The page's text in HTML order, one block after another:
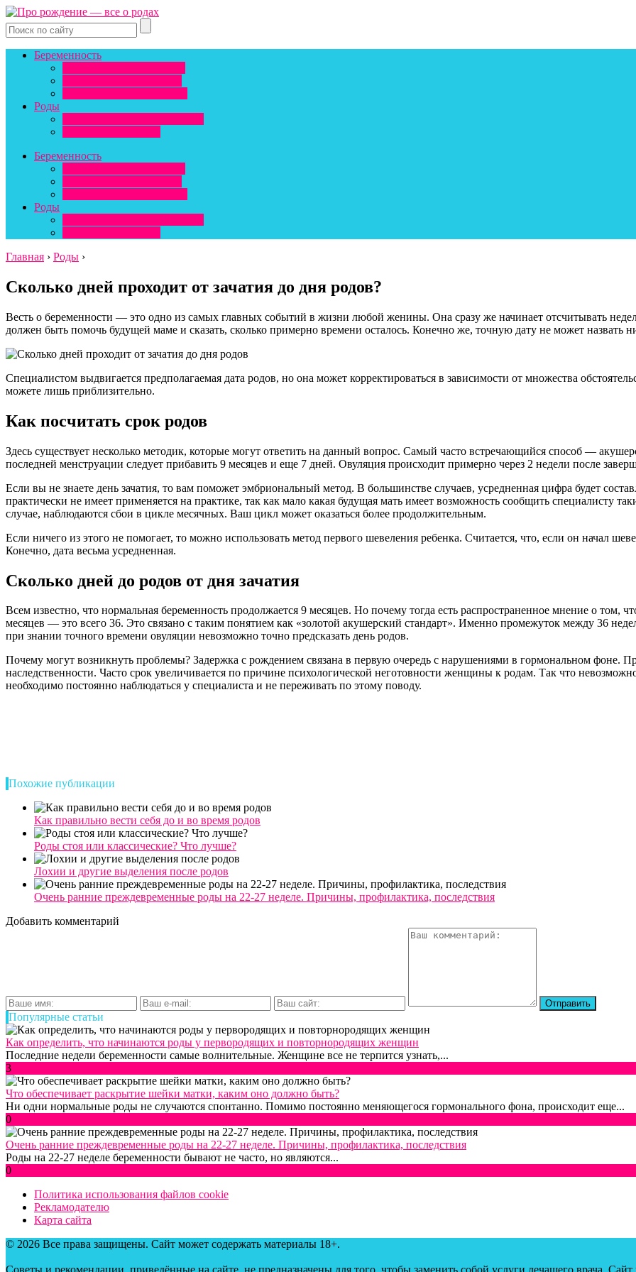
Беременность
Роды
Беременность
Роды
Главная › Роды ›
Сколько дней проходит от зачатия до дня родов?
Весть о беременности — это одно из самых главных событий в жизни любой женины. Она сразу же начинает отсчитывать
должен быть помочь будущей маме и сказать, сколько примерно времени осталось. Конечно же, точную дату не может назвать
Специалистом выдвигается предполагаемая дата родов, но она может корректироваться в зависимости от множества
можете лишь приблизительно.
Как посчитать срок родов
Здесь существует несколько методик, которые могут ответить на данный вопрос. Самый часто встречающийся способ —
последней менструации следует прибавить 9 месяцев и еще 7 дней. Овуляция происходит примерно через 2 недели после
Если вы не знаете день зачатия, то вам поможет эмбриональный метод. В большинстве случаев, усредненная цифра будет
практически не имеет применяется на практике, так как мало какая будущая мать имеет возможность сообщить специалисту
случае, наблюдаются сбои в цикле месячных. Ваш цикл может оказаться более продолжительным.
Если ничего из этого не помогает, то можно использовать метод первого шевеления ребенка. Считается, что, если он начал
Конечно, дата весьма усредненная.
Сколько дней до родов от дня зачатия
Всем известно, что нормальная беременность продолжается 9 месяцев. Но почему тогда есть распространенное мнение о том,
месяцев — это всего 36. Это связано с таким понятием как «золотой акушерский стандарт». Именно промежуток между 36
при знании точного времени овуляции невозможно точно предсказать день родов.
Почему могут возникнуть проблемы? Задержка с рождением связана в первую очередь с нарушениями в гормональном фоне.
наследственности. Часто срок увеличивается по причине психологической неготовности женщины к родам. Так что
необходимо постоянно наблюдаться у специалиста и не переживать по этому поводу.
Похожие публикации
Как правильно вести себя до и во время родов
Роды стоя или классические? Что лучше?
Лохии и другие выделения после родов
Очень ранние преждевременные роды на 22-27 неделе. Причины, профилактика, последствия
Добавить комментарий
Популярные статьи
Как определить, что начинаются роды у первородящих и повторнородящих женщин
Последние недели беременности самые волнительные. Женщине все не терпится узнать,...
3
Что обеспечивает раскрытие шейки матки, каким оно должно быть?
Ни одни нормальные роды не случаются спонтанно. Помимо постоянно меняющегося гормонального фона, происходит еще...
0
Очень ранние преждевременные роды на 22-27 неделе. Причины, профилактика, последствия
Роды на 22-27 неделе беременности бывают не часто, но являются...
0
Политика использования файлов cookie
Рекламодателю
Карта сайта
© 2026 Все права защищены. Сайт может содержать материалы 18+.